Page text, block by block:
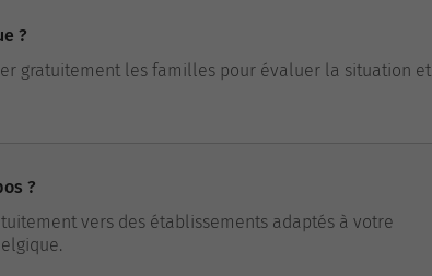
?
gratuitement les familles pour évaluer la situation et
?
vers des établissements adaptés à votre